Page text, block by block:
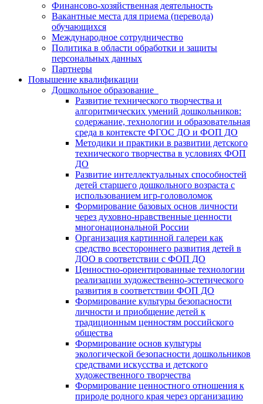
Финансово-хозяйственная деятельность
Вакантные места для приема (перевода)
обучающихся
Международное сотрудничество
Политика в области обработки и защиты
персональных данных
Партнеры
Повышение квалификации
Дошкольное образование
Развитие технического творчества и
алгоритмических умений дошкольников:
содержание, технологии и образовательная
среда в контексте ФГОС ДО и ФОП ДО
Методики и практики в развитии детского
технического творчества в условиях ФОП
ДО
Развитие интеллектуальных способностей
детей старшего дошкольного возраста с
использованием игр-головоломок
Формирование базовых основ личности
через духовно-нравственные ценности
многонациональной России
Организация картинной галереи как
средство всестороннего развития детей в
ДОО в соответствии с ФОП ДО
Ценностно-ориентированные технологии
реализации художественно-эстетического
развития в соответствии ФОП ДО
Формирование культуры безопасности
личности и приобщение детей к
традиционным ценностям российского
общества
Формирование основ культуры
экологической безопасности дошкольников
средствами искусства и детского
художественного творчества
Формирование ценностного отношения к
природе родного края через организацию